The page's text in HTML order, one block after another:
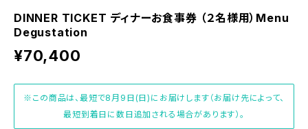
DINNER TICKET ディナーお食事券 （２名様用）Menu
Degustation
¥70,400
※この商品は、最短で8月9日(日)にお届けします（お届け先によって、
最短到着日に数日追加される場合があります）。